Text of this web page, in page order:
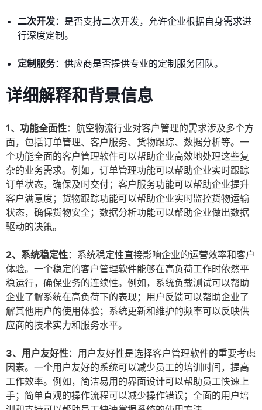
二次开发：是否支持二次开发，允许企业根据自身需求进
行深度定制。
定制服务：供应商是否提供专业的定制服务团队。
详细解释和背景信息
1、功能全面性：航空物流行业对客户管理的需求涉及多个方
面，包括订单管理、客户服务、货物跟踪、数据分析等。一
个功能全面的客户管理软件可以帮助企业高效地处理这些复
杂的业务需求。例如，订单管理功能可以帮助企业实时跟踪
订单状态，确保及时交付；客户服务功能可以帮助企业提升
客户满意度；货物跟踪功能可以帮助企业实时监控货物运输
状态，确保货物安全；数据分析功能可以帮助企业做出数据
驱动的决策。
2、系统稳定性：系统稳定性直接影响企业的运营效率和客户
体验。一个稳定的客户管理软件能够在高负荷工作时依然平
稳运行，确保业务的连续性。例如，系统负载测试可以帮助
企业了解系统在高负荷下的表现；用户反馈可以帮助企业了
解其他用户的使用体验；系统更新和维护的频率可以反映供
应商的技术实力和服务水平。
3、用户友好性：用户友好性是选择客户管理软件的重要考虑
因素。一个用户友好的系统可以减少员工的培训时间，提高
工作效率。例如，简洁易用的界面设计可以帮助员工快速上
手；简单直观的操作流程可以减少操作错误；全面的用户培